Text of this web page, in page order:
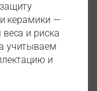
и керамики —
и риска
учитываем
и